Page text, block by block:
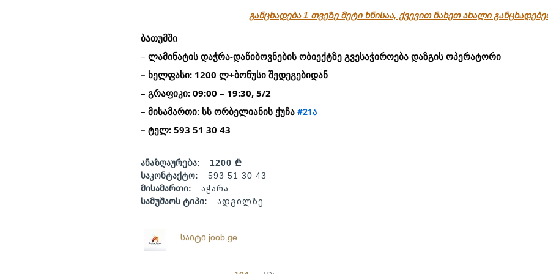
განცხადება 1 თვეზე მეტი ხნისაა, ქვევით ნახეთ ახალი
ბათუმში
– ლამინატის დაჭრა-დაწიბოვნების ობიექტზე გვესაჭიროება დაზგის ოპერატორი
– ხელფასი: 1200 ლ+ბონუსი შედეგებიდან
– გრაფიკი: 09:00 – 19:30, 5/2
– მისამართი: სს ორბელიანის ქუჩა #21ა
– ტელ: 593 51 30 43
ანაზღაურება:
1200 ₾
საკონტაქტო:
593 51 30 43
მისამართი:
აჭარა
სამუშაოს ტიპი:
ადგილზე
საიტი joob.ge